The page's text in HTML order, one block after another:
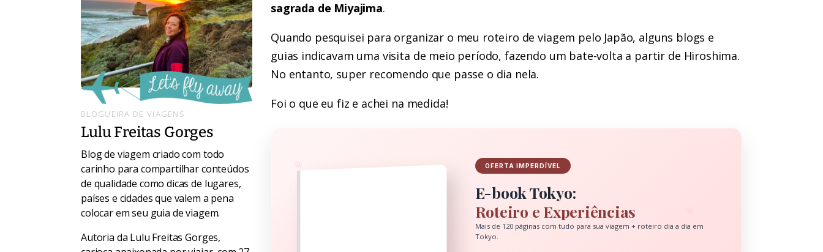
sagrada de Miyajima.
Quando pesquisei para organizar o meu roteiro de viagem pelo Japão, alguns blogs e
guias indicavam uma visita de meio período, fazendo um bate-volta a partir de Hiroshima.
No entanto, super recomendo que passe o dia nela.
Foi o que eu fiz e achei na medida!
🌸 OFERTA IMPERDÍVEL
E-book Tokyo:
Roteiro e Experiências
Mais de 120 páginas com tudo para sua viagem + roteiro dia a dia em
Tokyo.
BLOGUEIRA DE VIAGENS
Lulu Freitas Gorges
Blog de viagem criado com todo
carinho para compartilhar conteúdos
de qualidade como dicas de lugares,
países e cidades que valem a pena
colocar em seu guia de viagem.
Autoria da Lulu Freitas Gorges,